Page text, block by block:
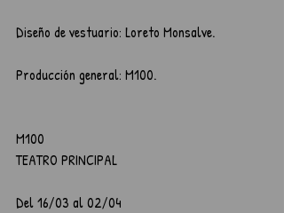
Diseño de vestuario: Loreto Monsalve.
Producción general: M100.
M100
TEATRO PRINCIPAL
Del 16/03 al 02/04